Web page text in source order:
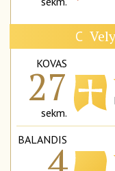
C
KOVAS
27
sekm.
BALANDIS